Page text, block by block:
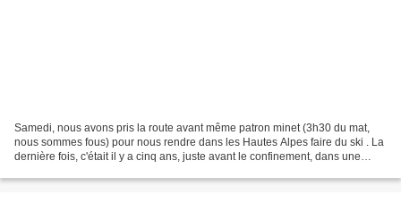
Samedi, nous avons pris la route avant même patron minet (3h30 du mat,
nous sommes fous) pour nous rendre dans les Hautes Alpes faire du ski . La
dernière fois, c'était il y a cinq ans, juste avant le confinement, dans une